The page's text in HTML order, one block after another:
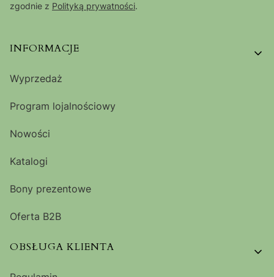
zgodnie z Polityką prywatności.
Linki w stopce
INFORMACJE
Wyprzedaż
Program lojalnościowy
Nowości
Katalogi
Bony prezentowe
Oferta B2B
OBSŁUGA KLIENTA